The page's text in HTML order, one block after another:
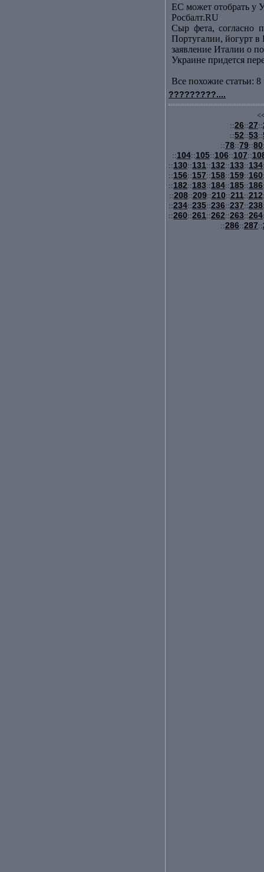
ЕС может отобрать у
Росбалт.RU
Сыр фета, согласно
Португалии, йогурт в
заявление Италии о
Украине придется
Все похожие статьи: 8
?????????....
::26::27::
::52::53::
::78::79::80
::104::105::106::107::
::130::131::132::133::134
::156::157::158::159::160
::182::183::184::185::186
::208::209::210::211::212
::234::235::236::237::238
::260::261::262::263::264
::286::287::